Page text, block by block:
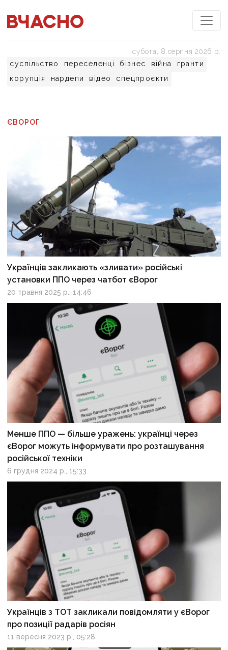
суспільство переселенці бізнес війна
гранти
корупція
нардепи відео спецпроєкти
субота, 8 серпня 2026 р.
ЄВОРОГ
Українців закликають «зливати» російські
установки ППО через чатбот єВорог
20 травня 2025 р., 14:46
Менше ППО — більше уражень: українці через
єВорог можуть інформувати про розташування
російської техніки
6 грудня 2024 р., 15:33
Українців з ТОТ закликали повідомляти у єВорог
про позиції радарів росіян
11 вересня 2023 р., 05:28